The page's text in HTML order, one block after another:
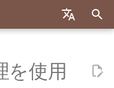
Deutsch
Docker でデプロイ
ユーザーシステム
はじめに
はじめに
を使用